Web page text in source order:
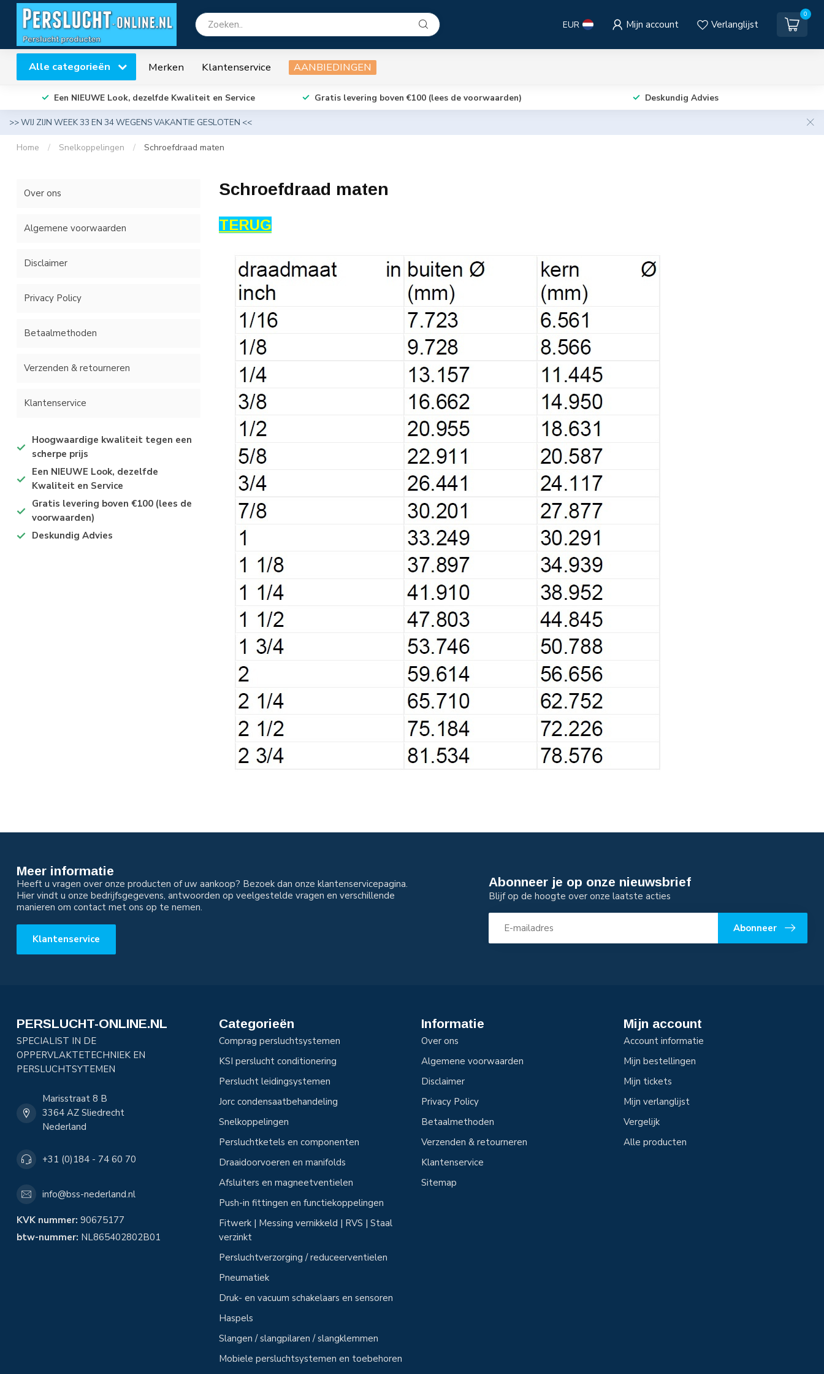
EUR Mijn account Verlanglijst
0
Alle categorieën Merken Klantenservice AANBIEDINGEN
Een NIEUWE Look, dezelfde Kwaliteit en Service Gratis levering boven €100 (lees de voorwaarden) Deskundig Advies
>> WIJ ZIJN WEEK 33 EN 34 WEGENS VAKANTIE GESLOTEN <<
Home / Snelkoppelingen / Schroefdraad maten
Over ons
Algemene voorwaarden
Disclaimer
Privacy Policy
Betaalmethoden
Verzenden & retourneren
Klantenservice
Hoogwaardige kwaliteit tegen een
scherpe prijs
Een NIEUWE Look, dezelfde
Kwaliteit en Service
Gratis levering boven €100 (lees de
voorwaarden)
Deskundig Advies
Schroefdraad maten
TERUG
Meer informatie
Heeft u vragen over onze producten of uw aankoop? Bezoek dan onze klantenservicepagina.
Hier vindt u onze bedrijfsgegevens, antwoorden op veelgestelde vragen en verschillende
manieren om contact met ons op te nemen.
Klantenservice
Abonneer je op onze nieuwsbrief
Blijf op de hoogte over onze laatste acties
Abonneer
PERSLUCHT-ONLINE.NL
SPECIALIST IN DE
OPPERVLAKTETECHNIEK EN
PERSLUCHTSYTEMEN
Marisstraat 8 B
3364 AZ Sliedrecht
Nederland
+31 (0)184 - 74 60 70
info@bss-nederland.nl
KVK nummer: 90675177
btw-nummer: NL865402802B01
Categorieën
Comprag persluchtsystemen
KSI perslucht conditionering
Perslucht leidingsystemen
Jorc condensaatbehandeling
Snelkoppelingen
Persluchtketels en componenten
Draaidoorvoeren en manifolds
Afsluiters en magneetventielen
Push-in fittingen en functiekoppelingen
Fitwerk | Messing vernikkeld | RVS | Staal
verzinkt
Persluchtverzorging / reduceerventielen
Pneumatiek
Druk- en vacuum schakelaars en sensoren
Haspels
Slangen / slangpilaren / slangklemmen
Mobiele persluchtsystemen en toebehoren
Informatie
Over ons
Algemene voorwaarden
Disclaimer
Privacy Policy
Betaalmethoden
Verzenden & retourneren
Klantenservice
Sitemap
Mijn account
Account informatie
Mijn bestellingen
Mijn tickets
Mijn verlanglijst
Vergelijk
Alle producten